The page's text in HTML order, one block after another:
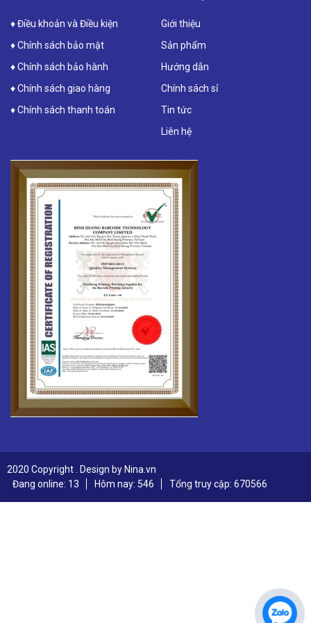
♦ Điều khoản và Điều kiện
♦ Chính sách bảo mật
♦ Chính sách bảo hành
♦ Chính sách giao hàng
♦ Chính sách thanh toán
Giới thiệu
Sản phẩm
Hướng dẫn
Chính sách sỉ
Tin tức
Liên hệ
2020 Copyright . Design by Nina.vn
Đang online: 13
Hôm nay: 546 Tổng truy cập: 670566